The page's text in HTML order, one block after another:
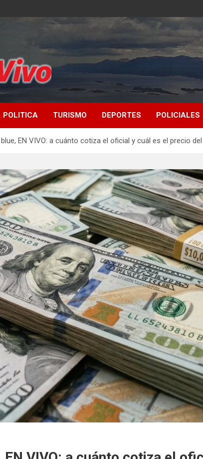
POLITICA TURISMO DEPORTES POLICIALES
EN VIVO: a cuánto cotiza el oficial y cuál es el precio